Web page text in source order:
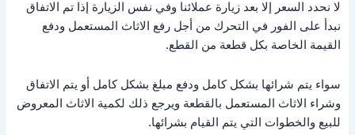
لا نحدد السعر إلا بعد زيارة عملائنا وفي نفس الزيارة إذا تم الاتفاق
نبدأ على الفور في التحرك من أجل رفع الاثاث المستعمل ودفع
القيمة الخاصة بكل قطعة من القطع.
سواء يتم شرائها بشكل كامل ودفع مبلغ بشكل كامل أو يتم الاتفاق
وشراء الاثاث المستعمل بالقطعة ويرجع ذلك لكمية الاثاث المعروض
للبيع والخطوات التي يتم القيام بشرائها.